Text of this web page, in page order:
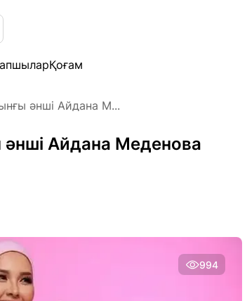
Қоғам
әнші Айдана М...
Айдана Меденова
994